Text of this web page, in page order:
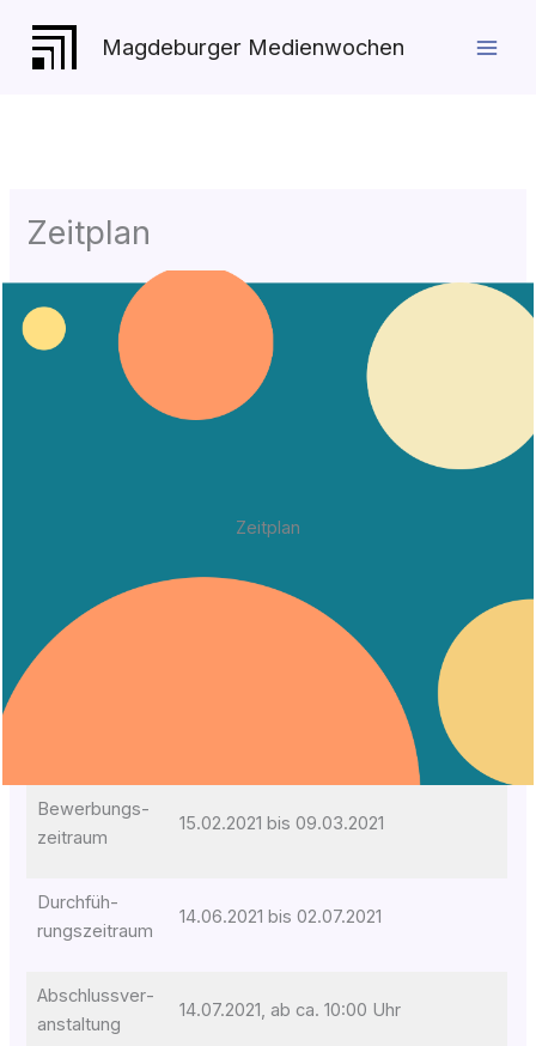
Inhalt
springen
Magdeburger Medienwochen
Zeitplan
Zeitplan
Bewer­bungs­
zeit­raum
15.02.2021 bis 09.03.2021
Durch­füh­
rungs­zeit­raum
14.06.2021 bis 02.07.2021
Abschluss­ver­
an­stal­tung
14.07.2021, ab ca. 10:00 Uhr